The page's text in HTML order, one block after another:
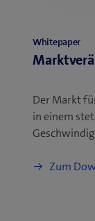
Whitepaper
Der Markt
in einem
Zum